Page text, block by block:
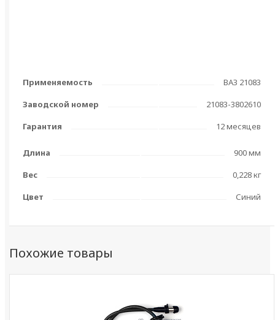
Применяемость
ВАЗ 21083
Заводской номер
21083-3802610
Гарантия
12 месяцев
Длина
900 мм
Вес
0,228 кг
Цвет
Синий
Похожие товары